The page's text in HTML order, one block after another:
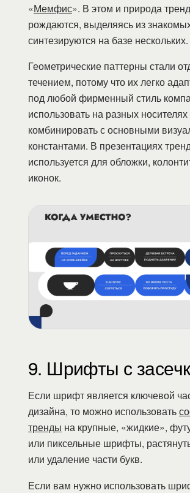
«Мемфис». В этом и природа
рождаются, выделяясь из
синтезируются на базе нескольких.
Геометрические паттерны стали
течением, потому что их легко
под любой фирменный стиль
использовать на разных носителях
комбинировать с основными
константами. В презентациях
используется для обложки,
иконок.
9. Шрифты с
Если шрифт является ключевой
дизайна, то можно использовать
тренды на крупные, «жидкие»,
или пиксельные шрифты,
или удаление части букв.
Если вам нужно использовать